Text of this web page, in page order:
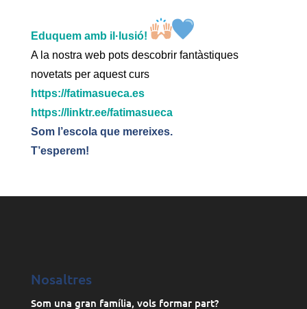
Eduquem amb il·lusió!
A la nostra web pots descobrir fantàstiques
novetats per aquest curs
https://fatimasueca.es
https://linktr.ee/fatimasueca
Som l’escola que mereixes.
T’esperem!
Nosaltres
Som una gran família, vols formar part?